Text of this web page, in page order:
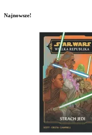
Najnowsze!